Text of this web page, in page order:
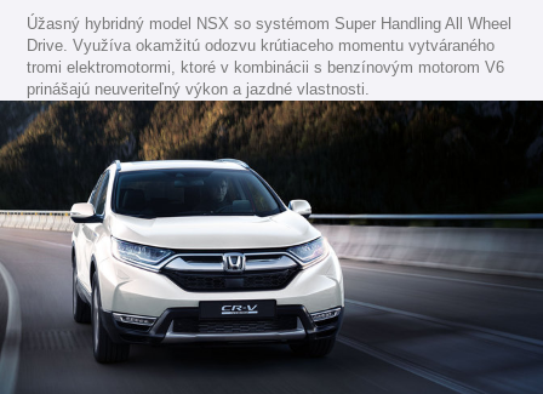
Úžasný hybridný model NSX so systémom Super Handling All Wheel
Drive. Využíva okamžitú odozvu krútiaceho momentu vytváraného
tromi elektromotormi, ktoré v kombinácii s benzínovým motorom V6
prinášajú neuveriteľný výkon a jazdné vlastnosti.